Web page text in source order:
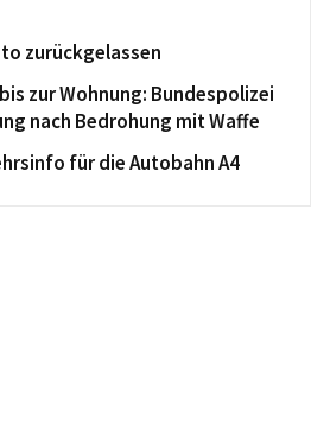
zurückgelassen
zur Wohnung: Bundespolizei
nach Bedrohung mit Waffe
für die Autobahn A4